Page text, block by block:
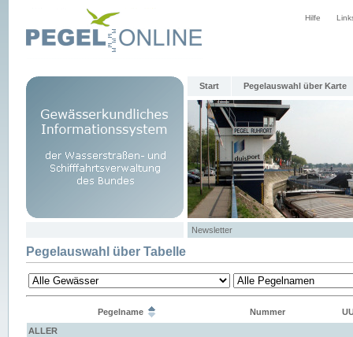
Hilfe
Start Pegelauswahl über Karte
Newsletter
Pegelauswahl über Tabelle
Pegelname Nummer
ALLER